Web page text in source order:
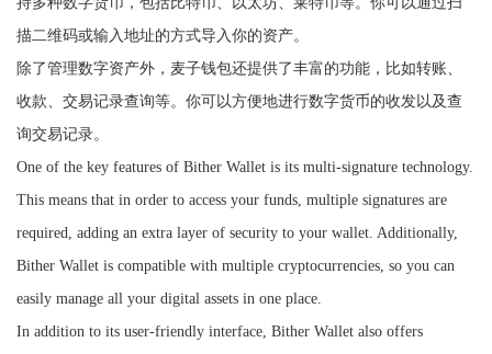
描二维码或输入地址的方式导入你的资产。
除了管理数字资产外，麦子钱包还提供了丰富的功能，比如转账、
收款、交易记录查询等。你可以方便地进行数字货币的收发以及查
询交易记录。
One of the key features of Bither Wallet is its multi-signature technology.
This means that in order to access your funds, multiple signatures are
required, adding an extra layer of security to your wallet. Additionally,
Bither Wallet is compatible with multiple cryptocurrencies, so you can
easily manage all your digital assets in one place.
In addition to its user-friendly interface, Bither Wallet also offers